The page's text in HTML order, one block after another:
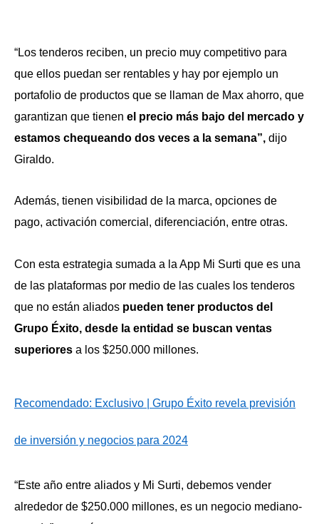
“Los tenderos reciben, un precio muy competitivo para
que ellos puedan ser rentables y hay por ejemplo un
portafolio de productos que se llaman de Max ahorro, que
garantizan que tienen el precio más bajo del mercado y
estamos chequeando dos veces a la semana”, dijo
Giraldo.
Además, tienen visibilidad de la marca, opciones de
pago, activación comercial, diferenciación, entre otras.
Con esta estrategia sumada a la App Mi Surti que es una
de las plataformas por medio de las cuales los tenderos
que no están aliados pueden tener productos del
Grupo Éxito, desde la entidad se buscan ventas
superiores a los $250.000 millones.
Recomendado: Exclusivo | Grupo Éxito revela previsión
de inversión y negocios para 2024
“Este año entre aliados y Mi Surti, debemos vender
alrededor de $250.000 millones, es un negocio mediano-